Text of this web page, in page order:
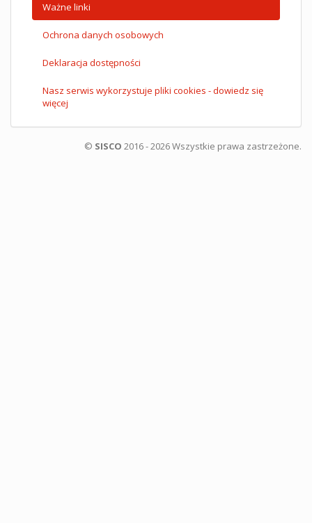
Ważne linki
Ochrona danych osobowych
Deklaracja dostępności
Nasz serwis wykorzystuje pliki cookies - dowiedz się
więcej
© SISCO 2016 - 2026 Wszystkie prawa zastrzeżone.